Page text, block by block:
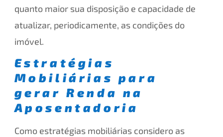
quanto maior sua disposição e capacidade de
atualizar, periodicamente, as condições do
imóvel.
Estratégias
Mobiliárias para
gerar Renda na
Aposentadoria
Como estratégias mobiliárias considero as